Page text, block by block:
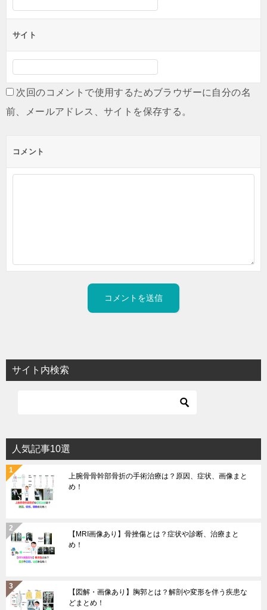
サイト
次回のコメントで使用するためブラウザーに自分の名
前、メールアドレス、サイトを保存する。
コメント
サイト内検索
人気記事10選
上腕骨骨幹部骨折の手術治療は？原因、症状、画像まと
め！
【MRI画像あり】骨挫傷とは？症状や診断、治療まと
め！
【図解・画像あり】胸郭とは？解剖や変形を伴う疾患な
どまとめ！